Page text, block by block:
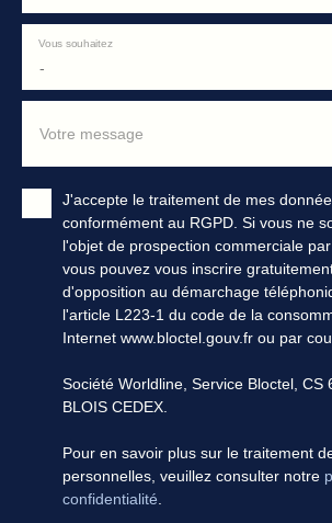
-
Vous souhaitez
Votre message
J'accepte le traitement de mes
conformément au RGPD. Si vous ne
l'objet de prospection commerciale
vous pouvez vous inscrire
d'opposition au démarchage
l'article L223-1 du code de la
Internet www.bloctel.gouv.fr ou par
Société Worldline, Service Bloctel, CS
BLOIS CEDEX.
Pour en savoir plus sur le traitement
personnelles, veuillez consulter notre
confidentialité